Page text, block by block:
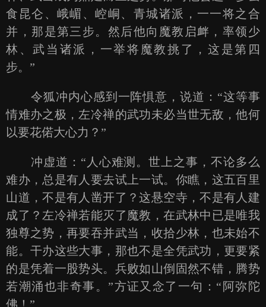
食昆仑、峨嵋、崆峒、青城诸派，一一将之合
并，那是第三步。然后他向魔教启衅，率领少
林、武当诸派，一举将魔教挑了，这是第四
步。”
令狐冲内心感到一阵惧意，说道：“这等事
情难办之极，左冷禅的武功未必当世无敌，他何
以要花偌大心力？”
冲虚道：“人心难测。世上之事，不论多么
难办，总是有人要去试上一试。你瞧，这五百里
山道，不是有人凿开了？这悬空寺，不是有人建
成了？左冷禅若能灭了魔教，在武林中已是唯我
独尊之势，再要吞并武当，收拾少林，也未始不
能。干办这些大事，那也不是全凭武功，更要紧
的是凭着一股势头。兵败如山倒固然不错，腾势
若潮涌也非奇事。”方证又念了一句：“阿弥陀
佛！”